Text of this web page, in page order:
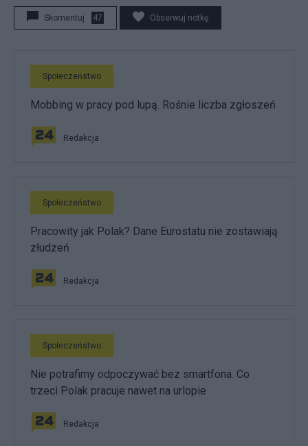
Skomentuj 47 Obserwuj notkę
Społeczeństwo
Mobbing w pracy pod lupą. Rośnie liczba zgłoszeń
Redakcja
Społeczeństwo
Pracowity jak Polak? Dane Eurostatu nie zostawiają
złudzeń
Redakcja
Społeczeństwo
Nie potrafimy odpoczywać bez smartfona. Co
trzeci Polak pracuje nawet na urlopie
Redakcja